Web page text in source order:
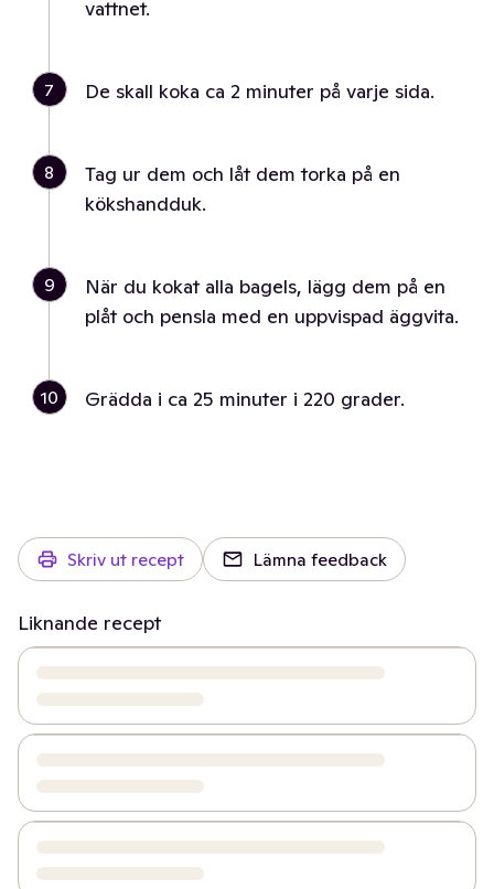
vattnet.
7 De skall koka ca 2 minuter på varje sida.
8
Tag ur dem och låt dem torka på en
kökshandduk.
9
När du kokat alla bagels, lägg dem på en
plåt och pensla med en uppvispad äggvita.
10 Grädda i ca 25 minuter i 220 grader.
Skriv ut recept Lämna feedback
Liknande recept